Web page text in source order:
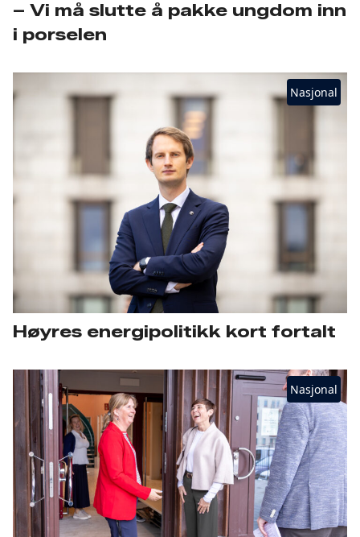
– Vi må slutte å pakke ungdom inn
i porselen
Nasjonal
Høyres energipolitikk kort fortalt
Nasjonal